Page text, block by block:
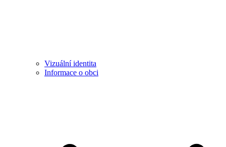
Vizuální identita
Informace o obci